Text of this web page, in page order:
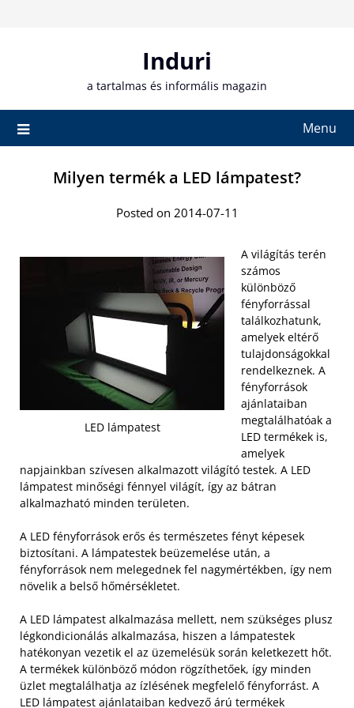
Induri
a tartalmas és informális magazin
Menu
Milyen termék a LED lámpatest?
Posted on 2014-07-11
LED lámpatest
A világítás terén
számos
különböző
fényforrással
találkozhatunk,
amelyek eltérő
tulajdonságokkal
rendelkeznek. A
fényforrások
ajánlataiban
megtalálhatóak a
LED termékek is,
amelyek
napjainkban szívesen alkalmazott világító testek. A LED
lámpatest minőségi fénnyel világít, így az bátran
alkalmazható minden területen.
A LED fényforrások erős és természetes fényt képesek
biztosítani. A lámpatestek beüzemelése után, a
fényforrások nem melegednek fel nagymértékben, így nem
növelik a belső hőmérsékletet.
A LED lámpatest alkalmazása mellett, nem szükséges plusz
légkondicionálás alkalmazása, hiszen a lámpatestek
hatékonyan vezetik el az üzemelésük során keletkezett hőt.
A termékek különböző módon rögzíthetőek, így minden
üzlet megtalálhatja az ízlésének megfelelő fényforrást. A
LED lámpatest ajánlataiban kedvező árú termékek